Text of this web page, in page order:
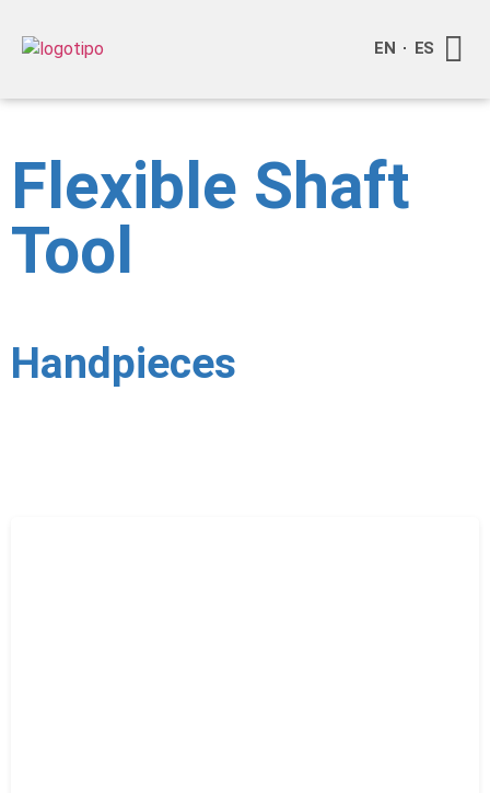
EN ES
Flexible Shaft
Tool
Handpieces